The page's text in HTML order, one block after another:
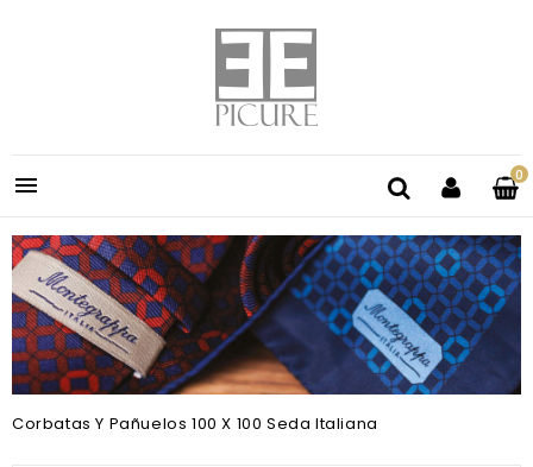
 0
Corbatas Y Pañuelos 100 X 100 Seda Italiana